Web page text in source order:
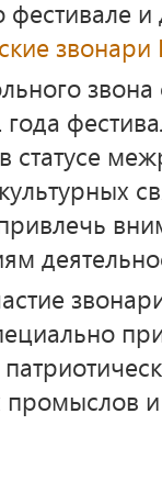
звонари
звона
года
статусе